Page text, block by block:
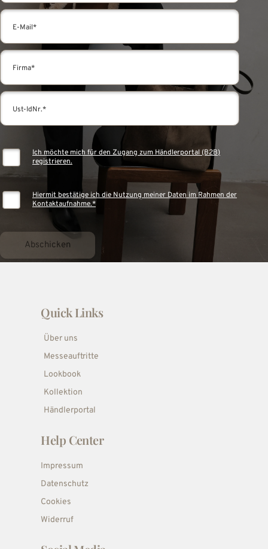
Quick Links
Über uns
Messeauftritte
Lookbook
Kollektion
Händlerportal
Help Center
Impressum
Datenschutz
Cookies
Widerruf